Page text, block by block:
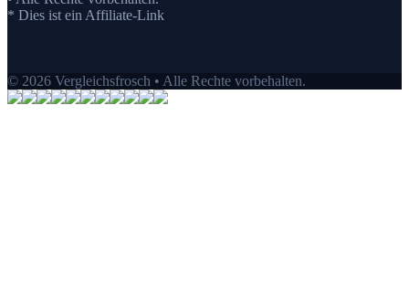
* Dies ist ein Affiliate-Link
© 2026 Vergleichsfrosch • Alle Rechte vorbehalten.